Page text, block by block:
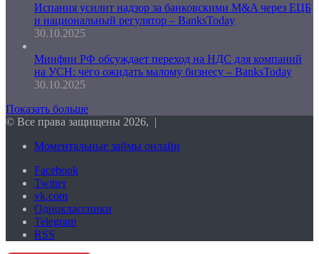
Испания усилит надзор за банковскими M&A через ЕЦБ
и национальный регулятор – BanksToday
30.10.2025
Минфин РФ обсуждает переход на НДС для компаний
на УСН: чего ожидать малому бизнесу – BanksToday
30.10.2025
Показать больше
© Все права защищены 2026, |
Моментальные займы онлайн
Facebook
Twitter
vk.com
Одноклассники
Telegram
RSS